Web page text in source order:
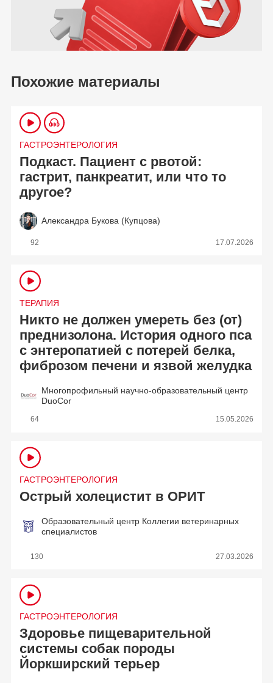
Похожие материалы
ГАСТРОЭНТЕРОЛОГИЯ
Подкаст. Пациент с рвотой:
гастрит, панкреатит, или что то
другое?
Александра Букова (Купцова)
92 17.07.2026
ТЕРАПИЯ
Никто не должен умереть без (от)
преднизолона. История одного пса
с энтеропатией с потерей белка,
фиброзом печени и язвой желудка
Многопрофильный научно-образовательный центр
DuoCor
64 15.05.2026
ГАСТРОЭНТЕРОЛОГИЯ
Острый холецистит в ОРИТ
Образовательный центр Коллегии ветеринарных
специалистов
130 27.03.2026
ГАСТРОЭНТЕРОЛОГИЯ
Здоровье пищеварительной
системы собак породы
Йоркширский терьер